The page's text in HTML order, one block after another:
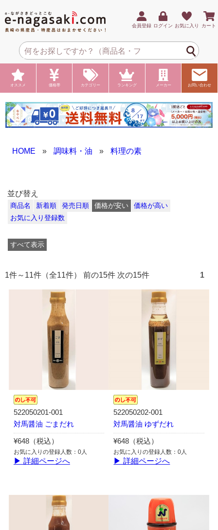
会員登録 ログイン お気に入り カート
オススメ 価格帯 カテゴリー ランキング メーカー お問い合わせ
HOME » 調味料・油 » 料理の素
並び替え
商品名 新着順 発売日順 価格が安い
価格が高い
お気に入り登録数
すべて表示
1件～11件（全11件） 前の15件 次の15件 1
522050201-001
対馬醤油 ごまだれ
¥648（税込）
お気に入りの登録人数：0人
▶ 詳細ページへ
522050202-001
対馬醤油 ゆずだれ
¥648（税込）
お気に入りの登録人数：0人
▶ 詳細ページへ